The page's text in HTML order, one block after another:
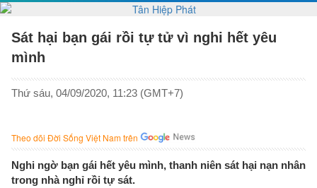
Sát hại bạn gái rồi tự tử vì nghi hết yêu
mình
Thứ sáu, 04/09/2020, 11:23 (GMT+7)
Theo dõi Đời Sống Việt Nam trên
Nghi ngờ bạn gái hết yêu mình, thanh niên sát hại nạn nhân
trong nhà nghỉ rồi tự sát.